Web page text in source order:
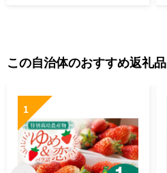
この自治体のおすすめ返礼品
1